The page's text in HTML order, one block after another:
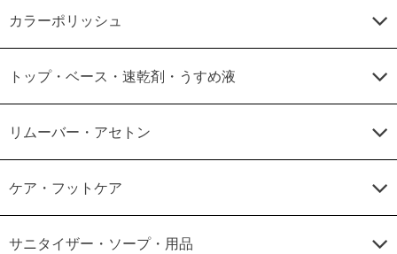
カラーポリッシュ
トップ・ベース・速乾剤・うすめ液
リムーバー・アセトン
ケア・フットケア
サニタイザー・ソープ・用品